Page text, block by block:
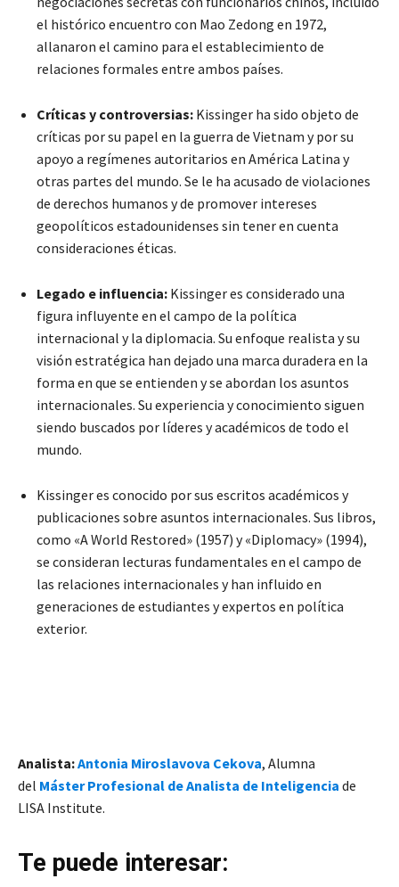
el histórico encuentro con Mao Zedong en 1972,
allanaron el camino para el establecimiento de
relaciones formales entre ambos países.
Críticas y controversias: Kissinger ha sido objeto de
críticas por su papel en la guerra de Vietnam y por su
apoyo a regímenes autoritarios en América Latina y
otras partes del mundo. Se le ha acusado de violaciones
de derechos humanos y de promover intereses
geopolíticos estadounidenses sin tener en cuenta
consideraciones éticas.
Legado e influencia: Kissinger es considerado una
figura influyente en el campo de la política
internacional y la diplomacia. Su enfoque realista y su
visión estratégica han dejado una marca duradera en la
forma en que se entienden y se abordan los asuntos
internacionales. Su experiencia y conocimiento siguen
siendo buscados por líderes y académicos de todo el
mundo.
Kissinger es conocido por sus escritos académicos y
publicaciones sobre asuntos internacionales. Sus libros,
como «A World Restored» (1957) y «Diplomacy» (1994),
se consideran lecturas fundamentales en el campo de
las relaciones internacionales y han influido en
generaciones de estudiantes y expertos en política
exterior.
Analista:Antonia Miroslavova Cekova, Alumna
del Máster Profesional de Analista de Inteligencia de
LISA Institute.
Te puede interesar: